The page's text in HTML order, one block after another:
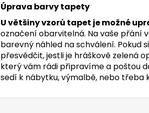
Úprava barvy tapety
U většiny vzorů tapet je možné
označení obarvitelná. Na vaše přání
barevný náhled na schválení. Pokud
přesvědčit, jestli je hráškově zelená
který vám rádi připravíme a poštou
sedí k nábytku, výmalbě, nebo třeba